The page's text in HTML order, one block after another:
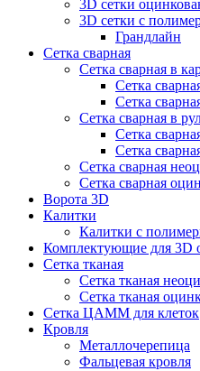
3D сетки
3D сетки с
Грандлайн
Сетка сварная
Сетка сварная в
Сетка
Сетка
Сетка сварная в
Cетка
Сетка
Сетка сварная
Сетка сварная
Ворота 3D
Калитки
Калитки с
Комплектующие для 3D
Сетка тканая
Сетка тканая
Сетка тканая
Сетка ЦАММ для клеток
Кровля
Металлочерепица
Фальцевая кровля